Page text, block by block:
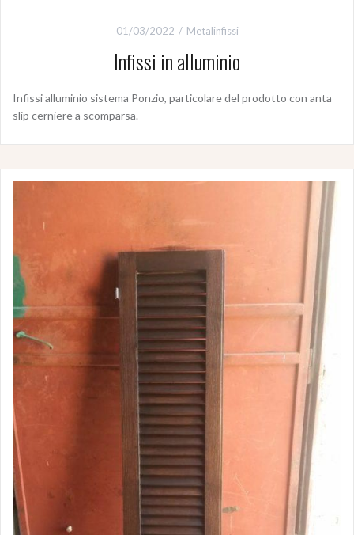
01/03/2022 Metalinfissi
Infissi in alluminio
Infissi alluminio sistema Ponzio, particolare del prodotto con anta
slip cerniere a scomparsa.